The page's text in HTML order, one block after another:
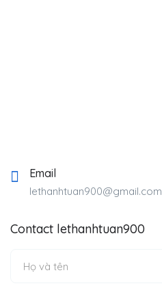
Email
lethanhtuan900@gmail.com
Contact lethanhtuan900